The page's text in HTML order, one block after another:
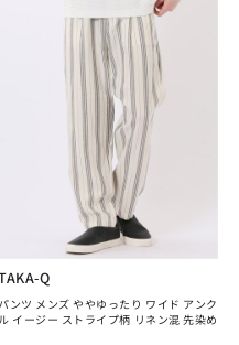
Q
ンツ メンズ ややゆったり ワイド アンク
ル イージー ストライプ柄 リネン混 先染め